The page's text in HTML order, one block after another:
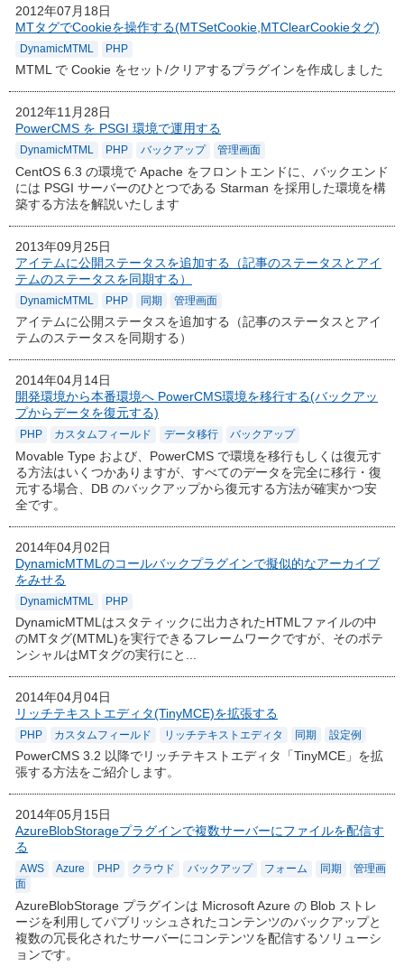
2012年07月18日
MTタグでCookieを操作する(MTSetCookie,MTClearCookieタグ)
DynamicMTML PHP
MTML で Cookie をセット/クリアするプラグインを作成しました
2012年11月28日
PowerCMS を PSGI 環境で運用する
DynamicMTML PHP バックアップ 管理画面
CentOS 6.3 の環境で Apache をフロントエンドに、バックエンド
には PSGI サーバーのひとつである Starman を採用した環境を構
築する方法を解説いたします
2013年09月25日
アイテムに公開ステータスを追加する（記事のステータスとアイ
テムのステータスを同期する）
DynamicMTML PHP 同期 管理画面
アイテムに公開ステータスを追加する（記事のステータスとアイ
テムのステータスを同期する）
2014年04月14日
開発環境から本番環境へ PowerCMS環境を移行する(バックアッ
プからデータを復元する)
PHP カスタムフィールド データ移行 バックアップ
Movable Type および、PowerCMS で環境を移行もしくは復元す
る方法はいくつかありますが、すべてのデータを完全に移行・復
元する場合、DB のバックアップから復元する方法が確実かつ安
全です。
2014年04月02日
DynamicMTMLのコールバックプラグインで擬似的なアーカイブ
をみせる
DynamicMTML PHP
DynamicMTMLはスタティックに出力されたHTMLファイルの中
のMTタグ(MTML)を実行できるフレームワークですが、そのポテ
ンシャルはMTタグの実行にと...
2014年04月04日
リッチテキストエディタ(TinyMCE)を拡張する
PHP カスタムフィールド リッチテキストエディタ 同期 設定例
PowerCMS 3.2 以降でリッチテキストエディタ「TinyMCE」を拡
張する方法をご紹介します。
2014年05月15日
AzureBlobStorageプラグインで複数サーバーにファイルを配信す
る
AWS Azure PHP クラウド バックアップ フォーム 同期
管理画
面
AzureBlobStorage プラグインは Microsoft Azure の Blob ストレ
ージを利用してパブリッシュされたコンテンツのバックアップと
複数の冗長化されたサーバーにコンテンツを配信するソリューシ
ョンです。